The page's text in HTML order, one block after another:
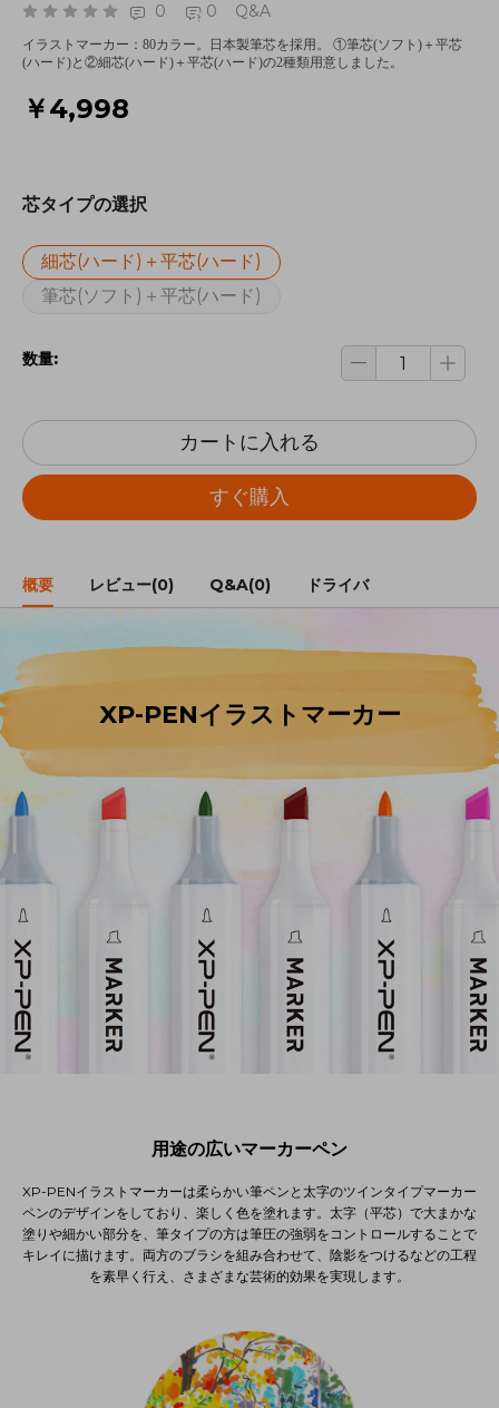
0 0 Q&A
イラストマーカー：80カラー。日本製筆芯を採用。 ①筆芯(ソフト)＋平芯
(ハード)と②細芯(ハード)＋平芯(ハード)の2種類用意しました。
￥4,998
芯タイプの選択
細芯(ハード)＋平芯(ハード)
筆芯(ソフト)＋平芯(ハード)
数量:
カートに入れる
すぐ購入
概要 レビュー(0) Q&A(0) ドライバ
XP-PENイラストマーカー
用途の広いマーカーペン
XP-PENイラストマーカーは柔らかい筆ペンと太字のツインタイプマーカー
ペンのデザインをしており、楽しく色を塗れます。太字（平芯）で大まかな
塗りや細かい部分を、筆タイプの方は筆圧の強弱をコントロールすることで
キレイに描けます。両方のブラシを組み合わせて、陰影をつけるなどの工程
を素早く行え、さまざまな芸術的効果を実現します。